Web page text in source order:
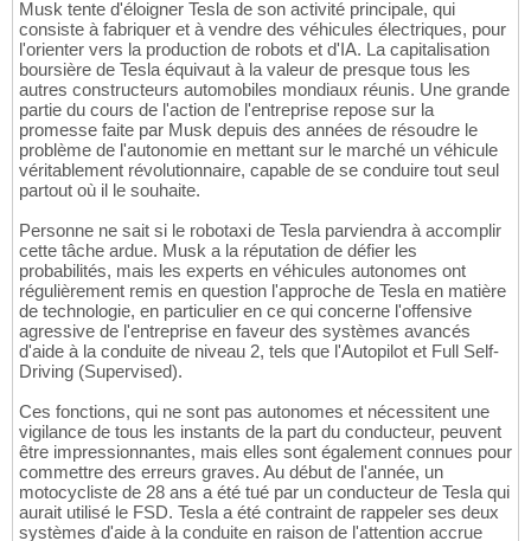
Musk tente d'éloigner Tesla de son activité principale, qui
consiste à fabriquer et à vendre des véhicules électriques, pour
l'orienter vers la production de robots et d'IA. La capitalisation
boursière de Tesla équivaut à la valeur de presque tous les
autres constructeurs automobiles mondiaux réunis. Une grande
partie du cours de l'action de l'entreprise repose sur la
promesse faite par Musk depuis des années de résoudre le
problème de l'autonomie en mettant sur le marché un véhicule
véritablement révolutionnaire, capable de se conduire tout seul
partout où il le souhaite.
Personne ne sait si le robotaxi de Tesla parviendra à accomplir
cette tâche ardue. Musk a la réputation de défier les
probabilités, mais les experts en véhicules autonomes ont
régulièrement remis en question l'approche de Tesla en matière
de technologie, en particulier en ce qui concerne l'offensive
agressive de l'entreprise en faveur des systèmes avancés
d'aide à la conduite de niveau 2, tels que l'Autopilot et Full Self-
Driving (Supervised).
Ces fonctions, qui ne sont pas autonomes et nécessitent une
vigilance de tous les instants de la part du conducteur, peuvent
être impressionnantes, mais elles sont également connues pour
commettre des erreurs graves. Au début de l'année, un
motocycliste de 28 ans a été tué par un conducteur de Tesla qui
aurait utilisé le FSD. Tesla a été contraint de rappeler ses deux
systèmes d'aide à la conduite en raison de l'attention accrue